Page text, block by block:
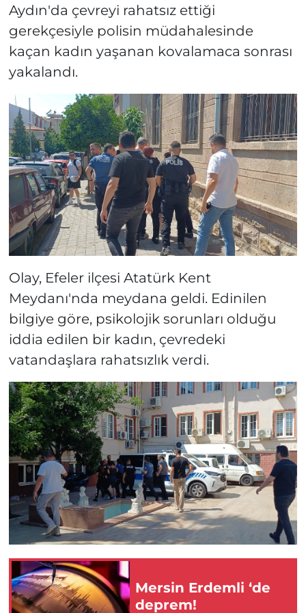
Aydın'da çevreyi rahatsız ettiği
gerekçesiyle polisin müdahalesinde
kaçan kadın yaşanan kovalamaca sonrası
yakalandı.
Olay, Efeler ilçesi Atatürk Kent
Meydanı'nda meydana geldi. Edinilen
bilgiye göre, psikolojik sorunları olduğu
iddia edilen bir kadın, çevredeki
vatandaşlara rahatsızlık verdi.
Mersin Erdemli ‘de
deprem!